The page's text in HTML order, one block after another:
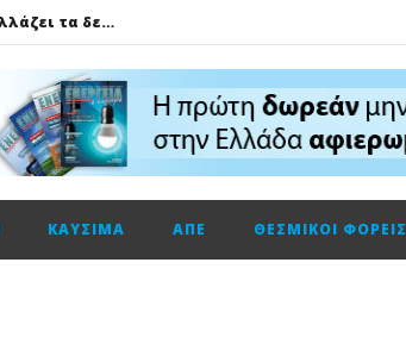
GSI: Η είσοδος της Meridiam αλλάζει τα δεδομένα για τη διασύνδεση Ελλάδας – Κύπρου
Φυσικό αέριο: Σε ιστορικά χαμηλά τα αποθέματα της Ευρώπης
Metlen: Σε επίπεδο ρεκόρ τα EBITDA το εξάμηνο, στα 550 εκατ. ευρώ – Κέρδη 2,18 ευρώ ανά μετοχή
Cenergy: Κέρδη εξαμήνου +45,3% με πωλήσεις +13%
ΚΑΎΣΙΜΑ ΑΠΕ ΘΕΣΜΙΚΟΊ ΦΟΡΕΊΣ